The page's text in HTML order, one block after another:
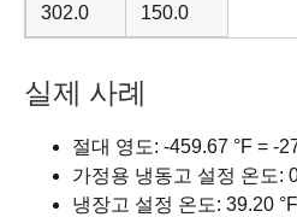
302.0 150.0
실제 사례
절대 영도: -459.67 °F = -
가정용 냉동고 설정 온도:
냉장고 설정 온도: 39.20